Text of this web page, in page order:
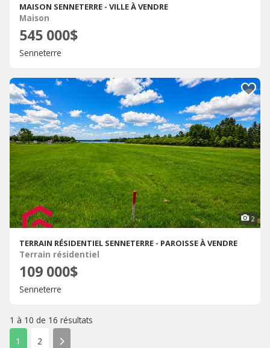
MAISON SENNETERRE - VILLE À VENDRE
Maison
545 000$
Senneterre
2
TERRAIN RÉSIDENTIEL SENNETERRE - PAROISSE À VENDRE
Terrain résidentiel
109 000$
Senneterre
1 à 10 de 16 résultats
1
2